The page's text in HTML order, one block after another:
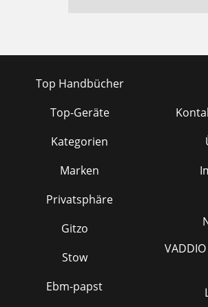
Top Handbücher
Top-Geräte
Kategorien
Marken
Privatsphäre
Gitzo
Stow
Ebm-papst